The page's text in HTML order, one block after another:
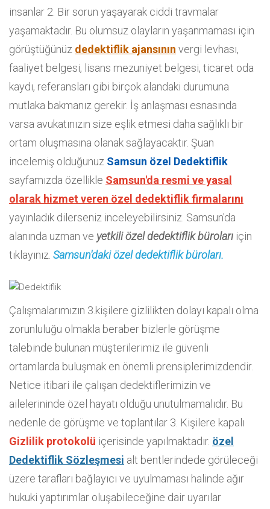
insanlar 2. Bir sorun yaşayarak ciddi travmalar
yaşamaktadır. Bu olumsuz olayların yaşanmaması için
görüştüğünüz dedektiflik ajansının vergi levhası,
faaliyet belgesi, lisans mezuniyet belgesi, ticaret oda
kaydı, referansları gibi birçok alandaki durumuna
mutlaka bakmanız gerekir. İş anlaşması esnasında
varsa avukatınızın size eşlik etmesi daha sağlıklı bir
ortam oluşmasına olanak sağlayacaktır. Şuan
incelemiş olduğunuz Samsun özel Dedektiflik
sayfamızda özellikle Samsun'da resmi ve yasal
olarak hizmet veren özel dedektiflik firmalarını
yayınladık dilerseniz inceleyebilirsiniz. Samsun'da
alanında uzman ve yetkili özel dedektiflik büroları için
tıklayınız. Samsun'daki özel dedektiflik büroları.
Çalışmalarımızın 3.kişilere gizlilikten dolayı kapalı olma
zorunluluğu olmakla beraber bizlerle görüşme
talebinde bulunan müşterilerimiz ile güvenli
ortamlarda buluşmak en önemli prensiplerimizdendir.
Netice itibari ile çalışan dedektiflerimizin ve
ailelerininde özel hayatı olduğu unutulmamalıdır. Bu
nedenle de görüşme ve toplantılar 3. Kişilere kapalı
Gizlilik protokolü içerisinde yapılmaktadır. özel
Dedektiflik Sözleşmesi alt bentlerindede görüleceği
üzere tarafları bağlayıcı ve uyulmaması halinde ağır
hukuki yaptırımlar oluşabileceğine dair uyarılar